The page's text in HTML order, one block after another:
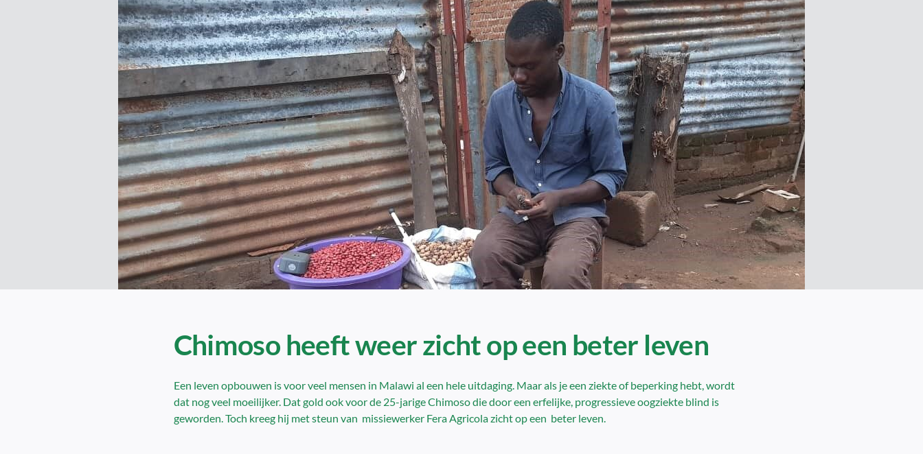
Chimoso heeft weer zicht op een beter leven
Een leven opbouwen is voor veel mensen in Malawi al een hele uitdaging. Maar als je een ziekte of beperking hebt, wordt
dat nog veel moeilijker. Dat gold ook voor de 25-jarige Chimoso die door een erfelijke, progressieve oogziekte blind is
geworden. Toch kreeg hij met steun van missiewerker Fera Agricola zicht op een beter leven.